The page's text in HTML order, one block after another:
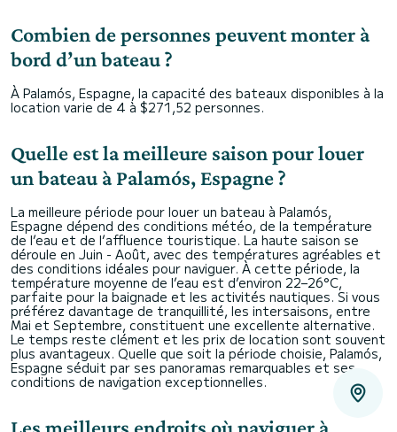
Combien de personnes peuvent monter à
bord d’un bateau ?
À Palamós, Espagne, la capacité des bateaux disponibles à la
location varie de 4 à $271,52 personnes.
Quelle est la meilleure saison pour louer
un bateau à Palamós, Espagne ?
La meilleure période pour louer un bateau à Palamós,
Espagne dépend des conditions météo, de la température
de l’eau et de l’affluence touristique. La haute saison se
déroule en Juin - Août, avec des températures agréables et
des conditions idéales pour naviguer. À cette période, la
température moyenne de l’eau est d’environ 22–26°C,
parfaite pour la baignade et les activités nautiques. Si vous
préférez davantage de tranquillité, les intersaisons, entre
Mai et Septembre, constituent une excellente alternative.
Le temps reste clément et les prix de location sont souvent
plus avantageux. Quelle que soit la période choisie, Palamós,
Espagne séduit par ses panoramas remarquables et ses
conditions de navigation exceptionnelles.
Les meilleurs endroits où naviguer à